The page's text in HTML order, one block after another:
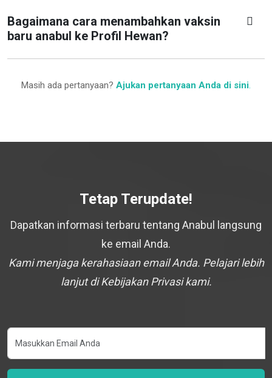
Bagaimana cara menambahkan vaksin
baru anabul ke Profil Hewan?
Masih ada pertanyaan? Ajukan pertanyaan Anda di sini.
Tetap Terupdate!
Dapatkan informasi terbaru tentang Anabul langsung
ke email Anda.
Kami menjaga kerahasiaan email Anda. Pelajari lebih
lanjut di Kebijakan Privasi kami.